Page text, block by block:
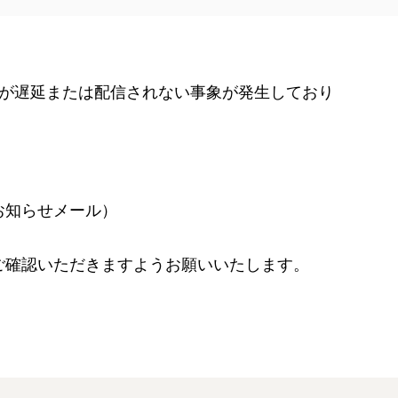
遅延または配信されない事象が発生しており
らせメール）
認いただきますようお願いいたします。